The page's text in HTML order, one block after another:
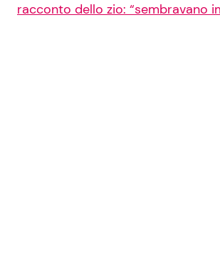
racconto dello zio: “sembravano